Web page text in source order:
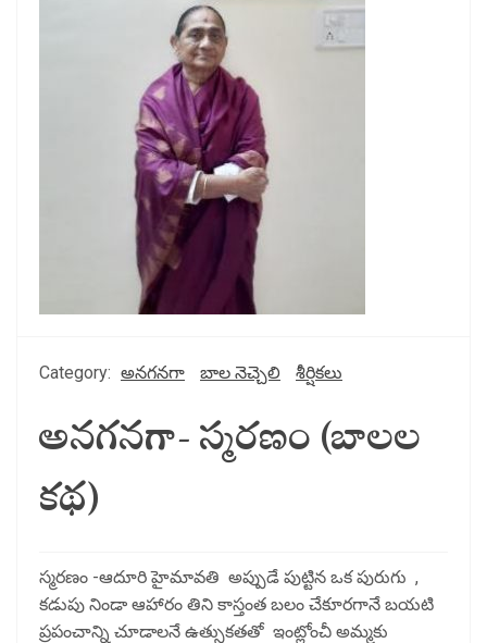
Category: అనగనగా బాల నెచ్చెలి శీర్షికలు
అనగనగా- స్మరణం (బాలల
కథ)
స్మరణం -ఆదూరి హైమావతి అప్పుడే పుట్టిన ఒక పురుగు ,
కడుపు నిండా ఆహారం తిని కాస్తంత బలం చేకూరగానే బయటి
ప్రపంచాన్ని చూడాలనే ఉత్సుకతతో ఇంట్లోంచీ అమ్మకు